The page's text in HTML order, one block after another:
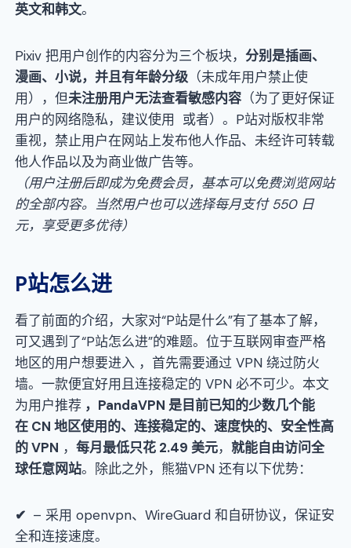
英文和韩文。
Pixiv 把用户创作的内容分为三个板块， 分别是插画、
漫画、小说，并且有年龄分级 （未成年用户禁止使
用），但未注册用户无法查看敏感内容 （为了更好保证
用户的网络隐私，建议使用 或者）。P站对版权非常
重视，禁止用户在网站上发布他人作品、未经许可转载
他人作品以及为商业做广告等。
（用户注册后即成为免费会员，基本可以免费浏览网站
的全部内容。当然用户也可以选择每月支付 550 日
元，享受更多优待）
P站怎么进
看了前面的介绍，大家对“P站是什么”有了基本了解，
可又遇到了“P站怎么进”的难题。位于互联网审查严格
地区的用户想要进入 ，首先需要通过 VPN 绕过防火
墙。一款便宜好用且连接稳定的 VPN 必不可少。本文
为用户推荐 ，PandaVPN 是目前已知的少数几个能
在 CN 地区使用的、连接稳定的、速度快的、安全性高
的VPN ，每月最低只花 2.49 美元， 就能自由访问全
球任意网站。除此之外，熊猫VPN 还有以下优势：
✔ – 采用 openvpn、WireGuard 和自研协议，保证安
全和连接速度。